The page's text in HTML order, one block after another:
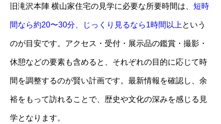
旧滝沢本陣 横山家住宅の見学に必要な所要時間は、 短時
間なら約20〜30分、じっくり見るなら1時間以上 という
のが目安です。アクセス・受付・展示品の鑑賞・撮影・
休憩などの要素も含めると、それぞれの目的に応じて時
間を調整するのが賢い計画です。最新情報を確認し、余
裕をもって訪れることで、歴史や文化の深みを感じる見
学となります。